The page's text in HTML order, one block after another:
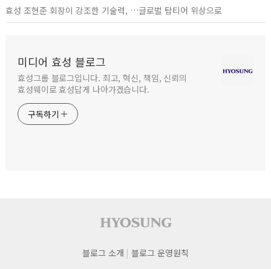
효성 조현준 회장이 강조한 기술력, …글로벌 탑티어 위상으로
미디어 효성 블로그
효성그룹 블로그입니다. 최고, 혁신, 책임, 신뢰의
효성웨이로 효성답게 나아가겠습니다.
구독하기
사이트 푸터
푸터
블로그 소개 블로그 운영원칙